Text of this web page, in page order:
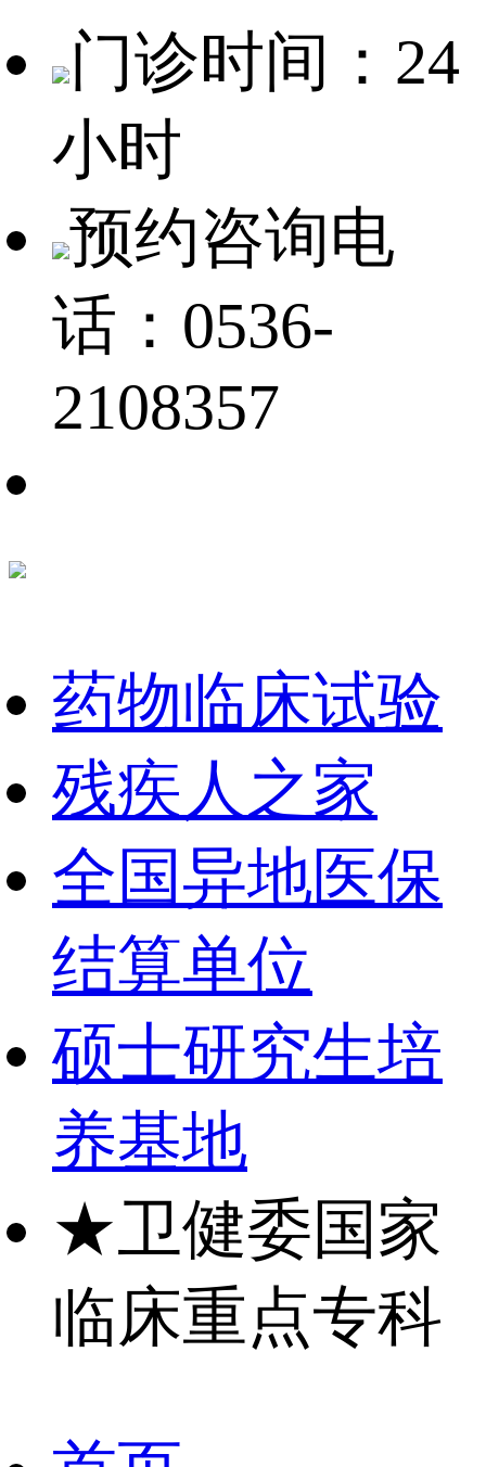
门诊时间：24
小时
预约咨询电
话：0536-
2108357
药物临床试验
残疾人之家
全国异地医保
结算单位
硕士研究生培
养基地
★卫健委国家
临床重点专科